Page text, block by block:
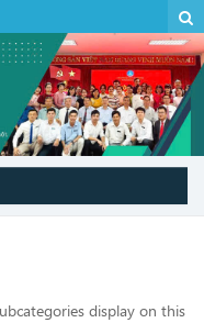
display on this